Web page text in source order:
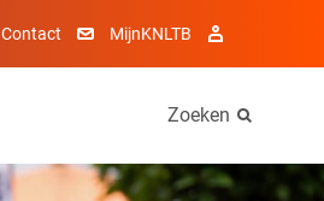
Contact MijnKNLTB
Zoeken